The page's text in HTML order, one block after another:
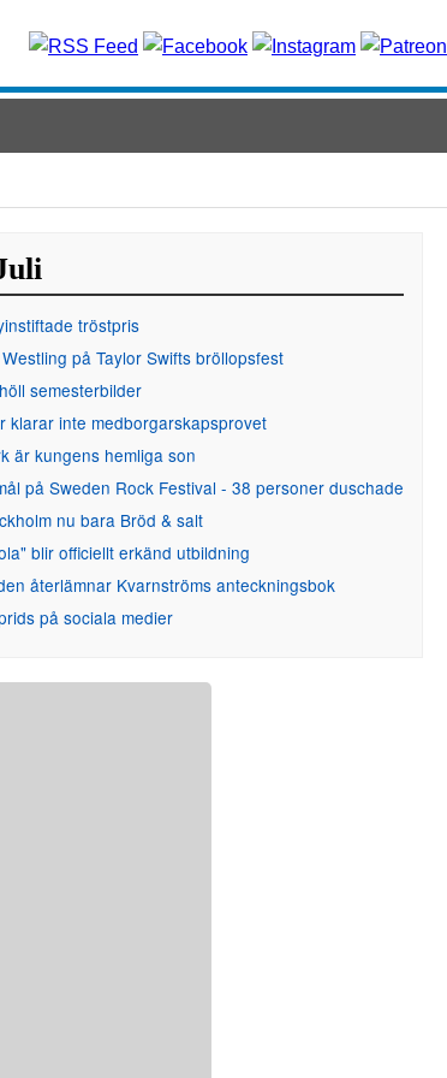
tröstpris
på Taylor Swifts bröllopsfest
semesterbilder
klarar inte medborgarskapsprovet
är kungens hemliga son
på Sweden Rock Festival - 38 personer duschade
nu bara Bröd & salt
blir officiellt erkänd utbildning
återlämnar Kvarnströms anteckningsbok
på sociala medier